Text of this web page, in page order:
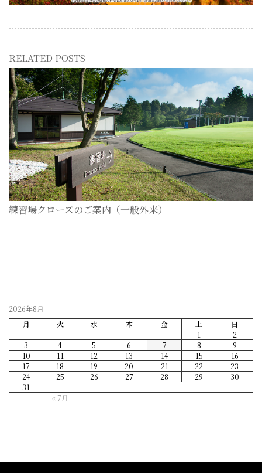
RELATED POSTS
練習場クローズのご案内（一般外来）
2026年8月
月
火 水 木 金 土 日
« 7月
1
2
3
4 5 6 7 8
9
10
11 12 13 14 15
16
17
18 19 20 21 22
23
24
25 26 27 28 29
30
31